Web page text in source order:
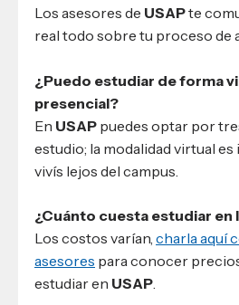
Los asesores de USAPte
real todo sobre tu proceso de
¿Puedo estudiar de forma
presencial?
En USAP puedes optar por
estudio; la modalidad virtual es
vivís lejos del campus.
¿Cuánto cuesta estudiar en
Los costos varían, charla aquí
asesores para conocer
estudiar en USAP.